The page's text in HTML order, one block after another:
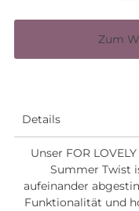
Details
Unser FOR
Summer Twist
aufeinander
Funktionalität und